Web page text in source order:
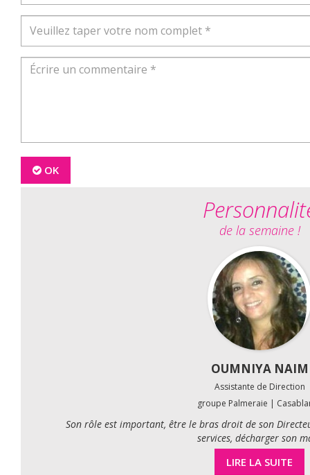
OK
de la semaine !
OUMNIYA NAIM
Assistante de Direction
groupe Palmeraie |
Son rôle est important, être le bras droit de son
services, décharger son
LIRE LA SUITE